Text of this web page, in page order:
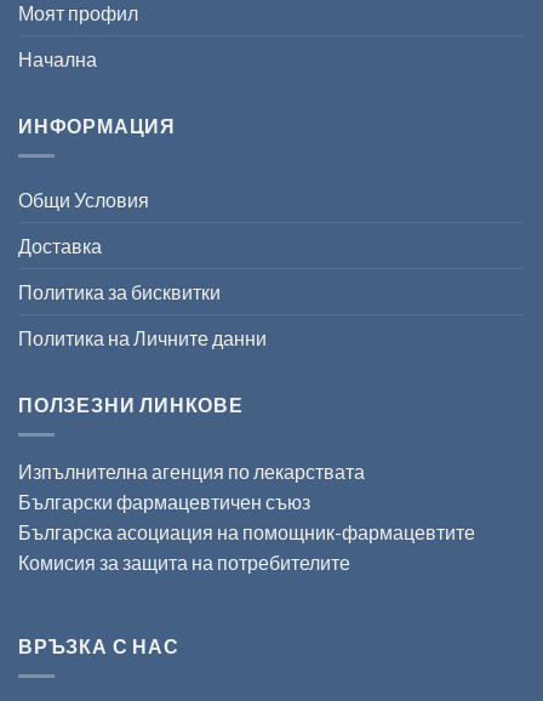
Моят профил
Начална
ИНФОРМАЦИЯ
Общи Условия
Доставка
Политика за бисквитки
Политика на Личните данни
ПОЛЗЕЗНИ ЛИНКОВЕ
Изпълнителна агенция по лекарствата
Български фармацевтичен съюз
Българска асоциация на помощник-фармацевтите
Комисия за защита на потребителите
ВРЪЗКА С НАС